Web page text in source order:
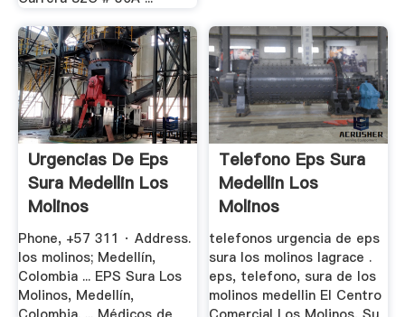
Urgencias De Eps
Sura Medellin Los
Molinos
Phone, +57 311 · Address.
los molinos; Medellín,
Colombia ... EPS Sura Los
Molinos, Medellín,
Telefono Eps Sura
Medellin Los
Molinos
telefonos urgencia de eps
sura los molinos lagrace .
eps, telefono, sura de los
molinos medellin El Centro